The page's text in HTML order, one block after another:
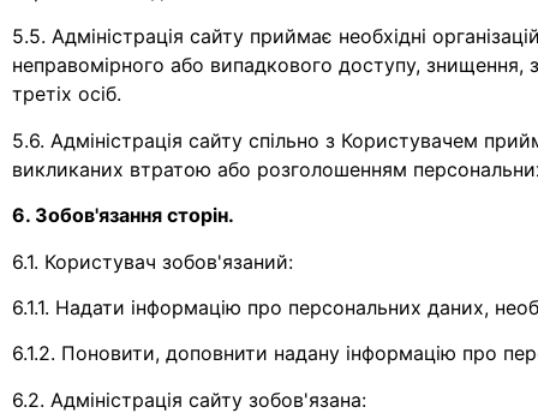
5.5. Адміністрація сайту приймає необхідні
неправомірного або випадкового доступу,
третіх осіб.
5.6. Адміністрація сайту спільно з Користувачем
викликаних втратою або розголошенням
6. Зобов'язання сторін.
6.1. Користувач зобов'язаний:
6.1.1. Надати інформацію про персональних даних,
6.1.2. Поновити, доповнити надану інформацію про
6.2. Адміністрація сайту зобов'язана: